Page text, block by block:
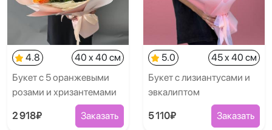
4.8
40 x 40 см
Букет с 5 оранжевыми
розами и хризантемами
2 918₽ Заказать
5.0
45 x 40 см
Букет с лизиантусами и
эвкалиптом
5 110₽ Заказать